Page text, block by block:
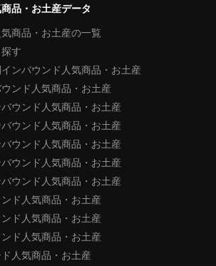
品・お土産データ
商品・お土産の一覧
す
ンバウンド人気商品・お土産
ンド人気商品・お土産
ウンド人気商品・お土産
ウンド人気商品・お土産
ウンド人気商品・お土産
ウンド人気商品・お土産
ウンド人気商品・お土産
ド人気商品・お土産
ド人気商品・お土産
ド人気商品・お土産
人気商品・お土産